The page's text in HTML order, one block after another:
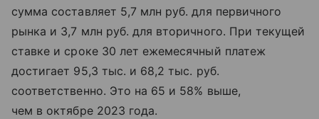
сумма составляет 5,7 млн руб. для первичного
рынка и 3,7 млн руб. для вторичного. При текущей
ставке и сроке 30 лет ежемесячный платеж
достигает 95,3 тыс. и 68,2 тыс. руб.
соответственно. Это на 65 и 58% выше,
чем в октябре 2023 года.